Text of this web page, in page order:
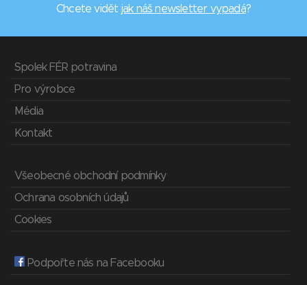
Chcete vidět jak náš newsletter vypadá?
Spolek FÉR potravina
Pro výrobce
Média
Kontakt
Všeobecné obchodní podmínky
Ochrana osobních údajů
Cookies
Podpořte nás na Facebooku